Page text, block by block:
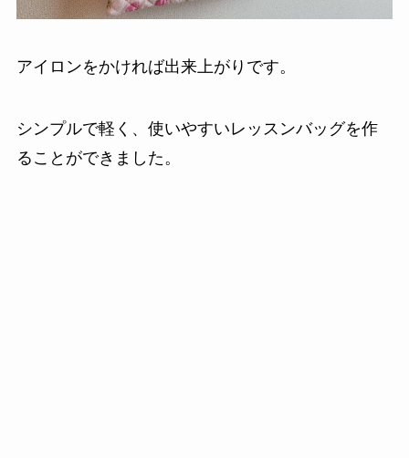
アイロンをかければ出来上がりです。
シンプルで軽く、使いやすいレッスンバッグを作
ることができました。